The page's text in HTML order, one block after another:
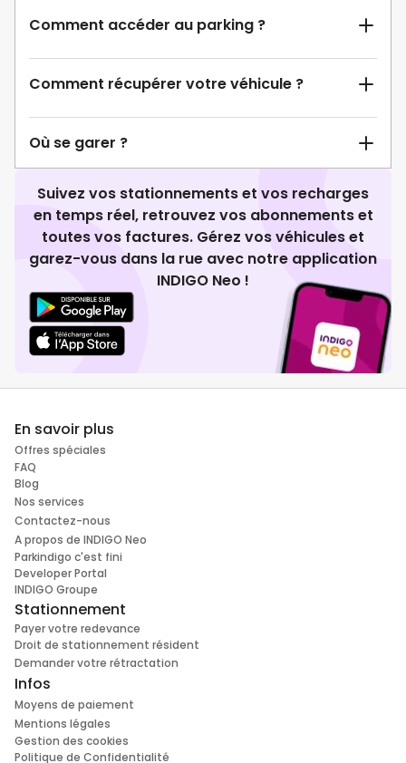
Comment accéder au parking ?
Comment récupérer votre véhicule ?
Où se garer ?
Suivez vos stationnements et vos recharges
en temps réel, retrouvez vos abonnements et
toutes vos factures. Gérez vos véhicules et
garez-vous dans la rue avec notre application
INDIGO Neo !
En savoir plus
Offres spéciales
FAQ
Blog
Nos services
Contactez-nous
A propos de INDIGO Neo
Parkindigo c'est fini
Developer Portal
INDIGO Groupe
Stationnement
Payer votre redevance
Droit de stationnement résident
Demander votre rétractation
Infos
Moyens de paiement
Mentions légales
Gestion des cookies
Politique de Confidentialité